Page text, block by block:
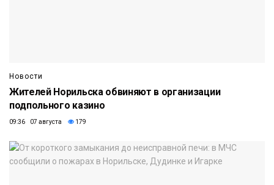
Новости
Жителей Норильска обвиняют в организации
подпольного казино
09:36 07 августа 179